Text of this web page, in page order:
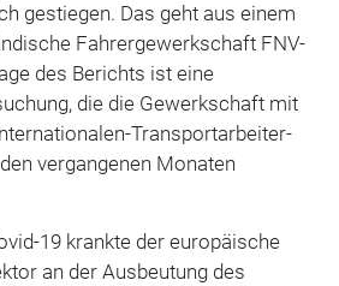
gestiegen. Das geht aus einem
Fahrergewerkschaft FNV-
des Berichts ist eine
die die Gewerkschaft mit
Transportarbeiter-
vergangenen Monaten
19 krankte der europäische
an der Ausbeutung des